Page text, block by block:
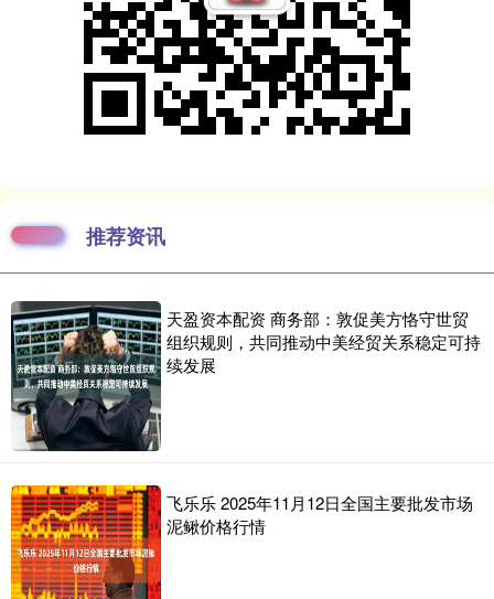
推荐资讯
天盈资本配资 商务部：敦促美方恪守世贸
组织规则，共同推动中美经贸关系稳定可持
续发展
飞乐乐 2025年11月12日全国主要批发市场
泥鳅价格行情